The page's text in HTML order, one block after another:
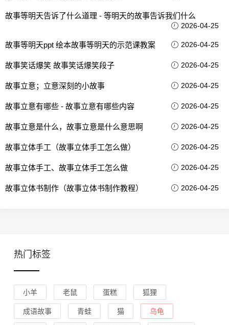
故事等明天告诉了什么道理 - 等明天的故事告诉我们什么
2026-04-25
故事等明天ppt 绘本故事等明天的示范课教案 2026-04-25
故事笑话爆笑 故事笑话爆笑段子 2026-04-25
故事立意；立意深刻的小故事 2026-04-25
故事立意有哪些 - 故事立意有哪些内容 2026-04-25
故事立意是什么，故事立意是什么意思啊 2026-04-25
故事立体手工（故事立体手工怎么做） 2026-04-25
故事立体手工、故事立体手工怎么做 2026-04-25
故事立体书制作（故事立体书制作教程） 2026-04-25
热门标签
小羊 老鼠 蛋糕 狐狸
成语故事 青蛙 猫 乌龟